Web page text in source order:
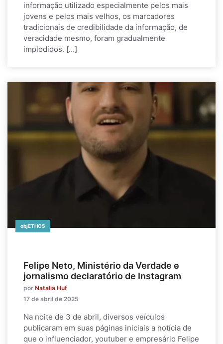
informação utilizado especialmente pelos mais
jovens e pelos mais velhos, os marcadores
tradicionais de credibilidade da informação, de
veracidade mesmo, foram gradualmente
implodidos. […]
objETHOS
Felipe Neto, Ministério da Verdade e
jornalismo declaratório de Instagram
por Natalia Huf
17 de abril de 2025
Na noite de 3 de abril, diversos veículos
publicaram em suas páginas iniciais a notícia de
que o influenciador, youtuber e empresário Felipe